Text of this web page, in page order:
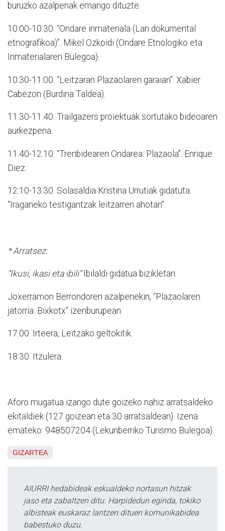
buruzko azalpenak emango dituzte.
10:00-10:30. “Ondare inmateriala (Lan dokumental
etnografikoa)”. Mikel Ozkoidi (Ondare Etnologiko eta
Inmaterialaren Bulegoa).
10:30-11:00. “Leitzaran Plazaolaren garaian”. Xabier
Cabezon (Burdina Taldea).
11:30-11:40. Trailgazers proiektuak sortutako bideoaren
aurkezpena.
11.40-12:10: “Trenbidearen Ondarea: Plazaola”. Enrique
Diez.
12:10-13:30. Solasaldia Kristina Urrutiak gidatuta:
“Iraganeko testigantzak leitzarren ahotan”.
* Arratsez:
“Ikusi, ikasi eta ibili”Ibilaldi gidatua bizikletan.
Joxerramon Berrondoren azalpenekin, “Plazaolaren
jatorria: Bixkotx” izenburupean.
17:00. Irteera, Leitzako geltokitik.
18:30. Itzulera.
Aforo mugatua izango dute goizeko nahiz arratsaldeko
ekitaldiek (127 goizean eta 30 arratsaldean). Izena
emateko: 948507204 (Lekunberriko Turismo Bulegoa).
GIZARTEA
AIURRI hedabideak eskualdeko nortasun hitzak
jaso eta zabaltzen ditu. Harpidedun eginda, tokiko
albisteak euskaraz lantzen dituen komunikabidea
babestuko duzu.